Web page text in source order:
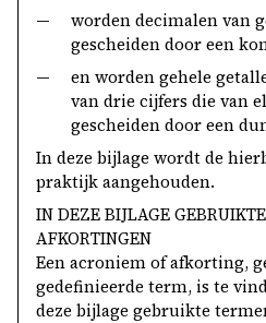
—
worden decimalen van
gescheiden door een
—
en worden gehele
van drie cijfers die van
gescheiden door een
In deze bijlage wordt de
praktijk aangehouden.
IN DEZE BIJLAGE
AFKORTINGEN
Een acroniem of afkorting,
gedefinieerde term, is te
deze bijlage gebruikte